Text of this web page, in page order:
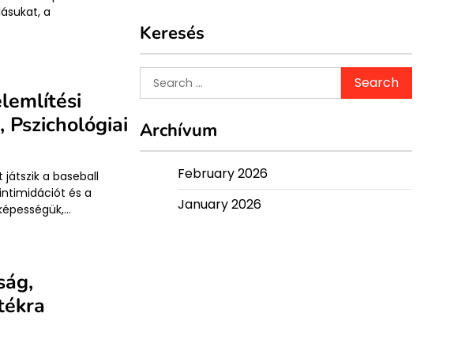
a
a baseball
és a
Keresés
Search
for:
Archívum
February 2026
January 2026